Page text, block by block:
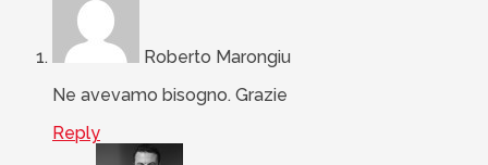
Roberto Marongiu
Ne avevamo bisogno. Grazie
Reply